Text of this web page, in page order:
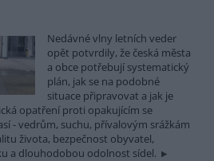
Nedávné vlny letních veder
opět potvrdily, že česká města
a obce potřebují systematický
plán, jak se na podobné
situace připravovat a jak je
opatření proti opakujícím se
- vedrům, suchu, přívalovým srážkám
života, bezpečnost obyvatel,
a dlouhodobou odolnost sídel.